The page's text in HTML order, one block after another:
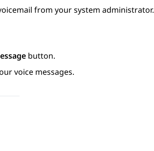
from your system administrator.
button.
voice messages.